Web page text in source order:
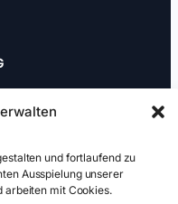
und fortlaufend zu
Ausspielung unserer
arbeiten mit Cookies.